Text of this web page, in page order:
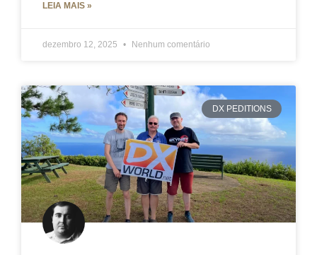
LEIA MAIS »
dezembro 12, 2025 Nenhum comentário
DX PEDITIONS